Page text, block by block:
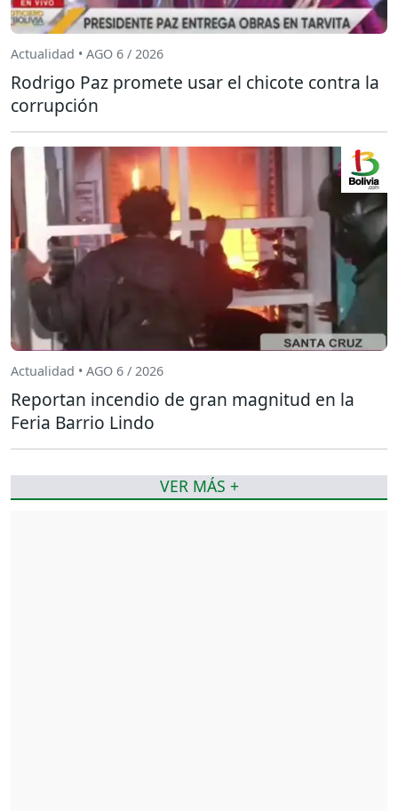
Actualidad • AGO 6 / 2026
Rodrigo Paz promete usar el chicote contra la
corrupción
Actualidad • AGO 6 / 2026
Reportan incendio de gran magnitud en la
Feria Barrio Lindo
VER MÁS +